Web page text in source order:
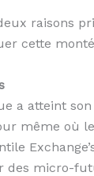
raisons
cette
a atteint
même où
des micro-